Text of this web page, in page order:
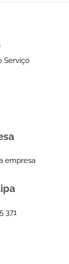
Serviço
empresa
371